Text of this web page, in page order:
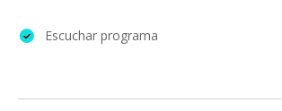
Escuchar programa